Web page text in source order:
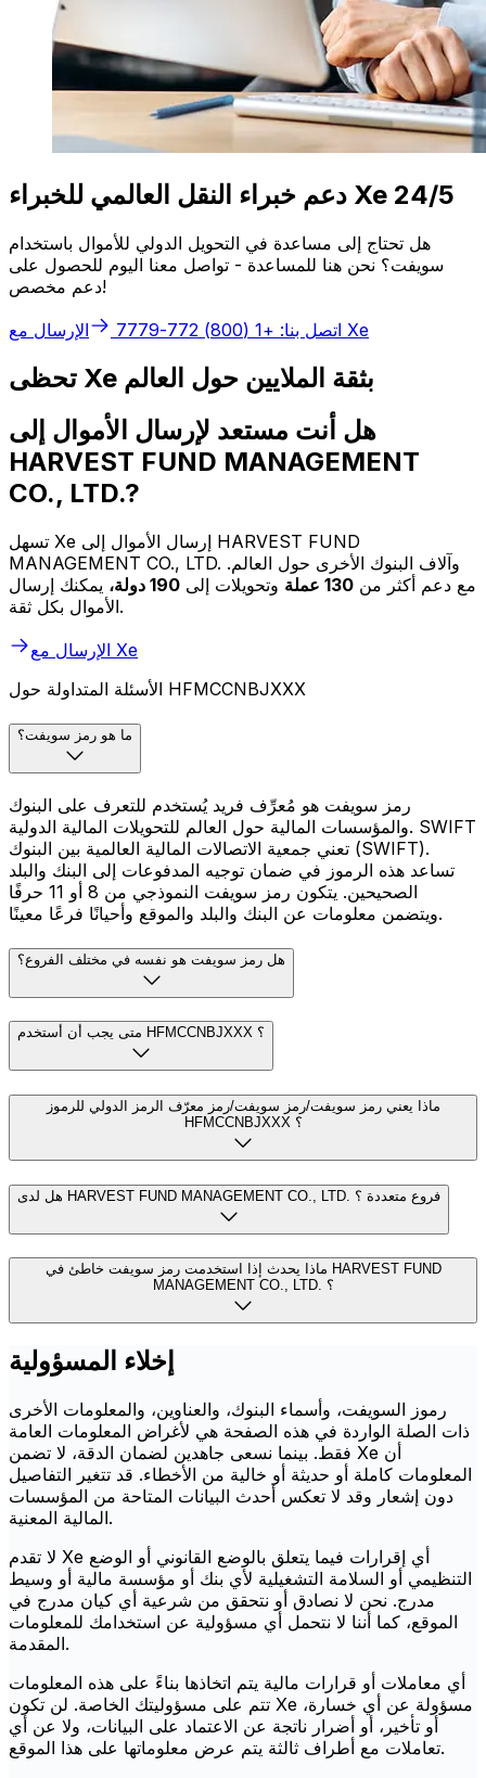
دعم خبراء النقل العالمي للخبراء Xe 24/5
هل تحتاج إلى مساعدة في التحويل الدولي للأموال باستخدام
سويفت؟ نحن هنا للمساعدة - تواصل معنا اليوم للحصول على
دعم مخصص!
اتصل بنا: +1 (800) 772-7779 الإرسال مع Xe
تحظى Xe بثقة الملايين حول العالم
هل أنت مستعد لإرسال الأموال إلى
HARVEST FUND MANAGEMENT
CO., LTD.?
تسهل Xe إرسال الأموال إلى HARVEST FUND
MANAGEMENT CO., LTD. وآلاف البنوك الأخرى حول العالم.
مع دعم أكثر من 130 عملة وتحويلات إلى 190 دولة،
يمكنك إرسال
الأموال بكل ثقة.
الإرسال مع Xe
الأسئلة المتداولة حول HFMCCNBJXXX
ما هو رمز سويفت؟
رمز سويفت هو مُعرِّف فريد يُستخدم للتعرف على البنوك
والمؤسسات المالية حول العالم للتحويلات المالية الدولية. SWIFT
تعني جمعية الاتصالات المالية العالمية بين البنوك (SWIFT).
تساعد هذه الرموز في ضمان توجيه المدفوعات إلى البنك والبلد
الصحيحين. يتكون رمز سويفت النموذجي من 8 أو 11 حرفًا
ويتضمن معلومات عن البنك والبلد والموقع وأحيانًا فرعًا معينًا.
هل رمز سويفت هو نفسه في مختلف الفروع؟
متى يجب أن أستخدم HFMCCNBJXXX ؟
ماذا يعني رمز سويفت/رمز سويفت/رمز معرّف الرمز الدولي للرموز
HFMCCNBJXXX ؟
هل لدى HARVEST FUND MANAGEMENT CO., LTD. فروع متعددة ؟
ماذا يحدث إذا استخدمت رمز سويفت خاطئ في HARVEST FUND
MANAGEMENT CO., LTD. ؟
إخلاء المسؤولية
رموز السويفت، وأسماء البنوك، والعناوين، والمعلومات الأخرى
ذات الصلة الواردة في هذه الصفحة هي لأغراض المعلومات العامة
فقط. بينما نسعى جاهدين لضمان الدقة، لا تضمن Xe أن
المعلومات كاملة أو حديثة أو خالية من الأخطاء. قد تتغير التفاصيل
دون إشعار وقد لا تعكس أحدث البيانات المتاحة من المؤسسات
المالية المعنية.
لا تقدم Xe أي إقرارات فيما يتعلق بالوضع القانوني أو الوضع
التنظيمي أو السلامة التشغيلية لأي بنك أو مؤسسة مالية أو وسيط
مدرج. نحن لا نصادق أو نتحقق من شرعية أي كيان مدرج في
الموقع، كما أننا لا نتحمل أي مسؤولية عن استخدامك للمعلومات
المقدمة.
أي معاملات أو قرارات مالية يتم اتخاذها بناءً على هذه المعلومات
تتم على مسؤوليتك الخاصة. لن تكون Xe مسؤولة عن أي خسارة،
أو تأخير، أو أضرار ناتجة عن الاعتماد على البيانات، ولا عن أي
تعاملات مع أطراف ثالثة يتم عرض معلوماتها على هذا الموقع.